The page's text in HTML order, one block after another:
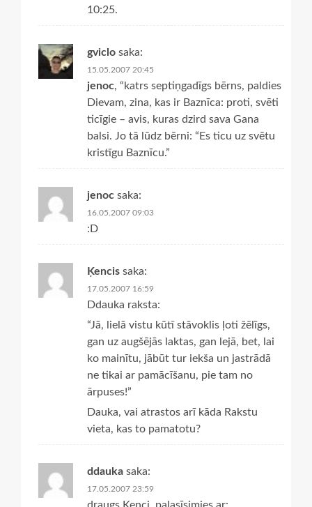
10:25.
gviclo saka:
15.05.2007 20:45
jenoc, “katrs septiņgadīgs bērns, paldies
Dievam, zina, kas ir Baznīca: proti, svēti
ticīgie – avis, kuras dzird sava Gana
balsi. Jo tā lūdz bērni: “Es ticu uz svētu
kristīgu Baznīcu.”
jenoc saka:
16.05.2007 09:03
:D
Ķencis saka:
17.05.2007 16:59
Ddauka raksta:
“Jā, lielā vistu kūtī stāvoklis ļoti žēlīgs,
gan uz augšējās laktas, gan lejā, bet, lai
ko mainītu, jābūt tur iekša un jastrādā
ne tikai ar pamācīšanu, pie tam no
ārpuses!”
Dauka, vai atrastos arī kāda Rakstu
vieta, kas to pamatotu?
ddauka saka:
17.05.2007 23:59